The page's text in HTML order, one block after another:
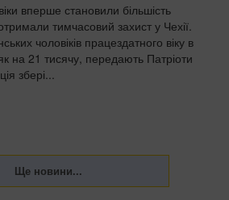
вперше становили більшість
тимчасовий захист у Чехії.
чоловіків працездатного віку в
на 21 тисячу, передають Патріоти
збері...